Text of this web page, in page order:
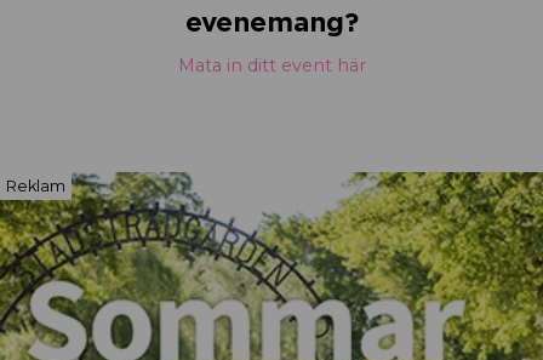
evenemang?
Mata in ditt event här
Reklam